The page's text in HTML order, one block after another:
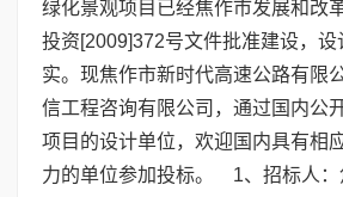
绿化景观项目已经焦作市发展和改
投资[2009]372号文件批准建设，
实。现焦作市新时代高速公路有限
信工程咨询有限公司，通过国内公
项目的设计单位，欢迎国内具有相
力的单位参加投标。 1、招标人：